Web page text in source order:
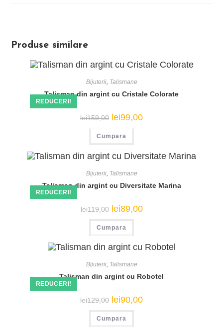
Produse similare
REDUCERI!
Bijuterii, Talismane
Talisman din argint cu Cristale Colorate
lei159,00 Prețul
inițial
a
fost:
lei159,00.
lei99,00Prețul
Cumpara
REDUCERI!
Bijuterii, Talismane
Talisman din argint cu Diversitate Marina
lei119,00 Prețul
inițial
a
fost:
lei119,00.
lei89,00Prețul
curent
Cumpara
REDUCERI!
Bijuterii, Talismane
Talisman din argint cu Robotel
lei129,00 Prețul
inițial
a
fost:
lei129,00.
lei90,00Prețul
Cumpara